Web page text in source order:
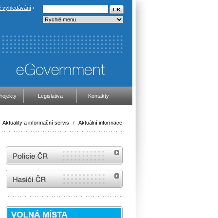
vyhledávání
Legislativa Kontakty
Aktuality a informační servis / Aktuální informace
internetové stránky Policie ČR
internetové stránky Hasiči ČR